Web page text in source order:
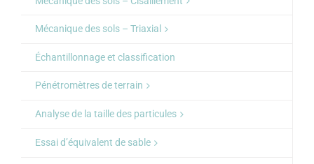
Mécanique des sols – Triaxial
Échantillonnage et classification
Pénétromètres de terrain
Analyse de la taille des particules
Essai d’équivalent de sable